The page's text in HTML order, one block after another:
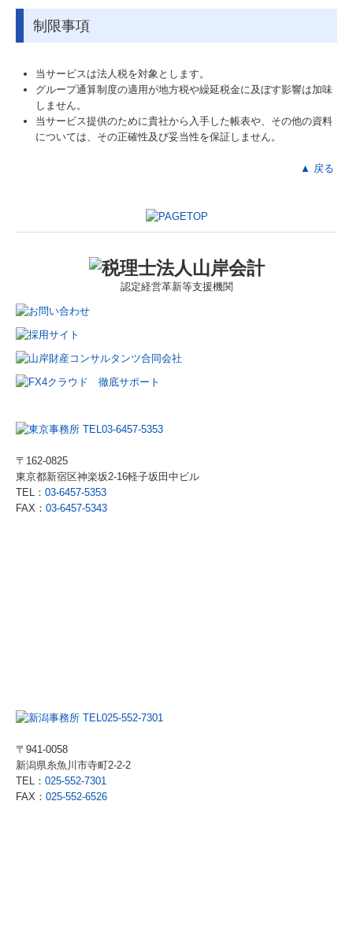
制限事項
当サービスは法人税を対象とします。
グループ通算制度の適用が地方税や繰延税金に及ぼす影響は加味
しません。
当サービス提供のために貴社から入手した帳表や、その他の資料
については、その正確性及び妥当性を保証しません。
▲ 戻る
認定経営革新等支援機関
〒162-0825
東京都新宿区神楽坂2-16軽子坂田中ビル
TEL： 03-6457-5353
FAX： 03-6457-5343
〒941-0058
新潟県糸魚川市寺町2-2-2
TEL： 025-552-7301
FAX： 025-552-6526